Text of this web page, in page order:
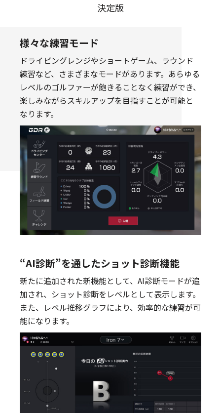
決定版
様々な練習モード
ドライビングレンジやショートゲーム、ラウンド
練習など、さまざまなモードがあります。あらゆる
レベルのゴルファーが飽きることなく練習ができ、
楽しみながらスキルアップを目指すことが可能と
なります。
“AI診断”を通したショット診断機能
新たに追加された新機能として、AI診断モードが追
加され、ショット診断をレベルとして表示します。
また、レベル推移グラフにより、効率的な練習が可
能になります。